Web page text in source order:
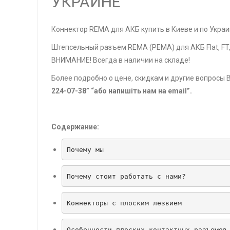
Коннектор REMA для АКБ купить в Киеве и по
Штепсельный разъем REMA (РЕМА) для АКБ Flat, FT,
ВНИМАНИЕ! Всегда в наличии на складе!
Более подробно о цене, скидкам и другие
224-07-38” “або напишіть нам на email”.
Содержание:
Почему мы
Почему стоит работать с нами?
Коннекторы с плоским лезвием